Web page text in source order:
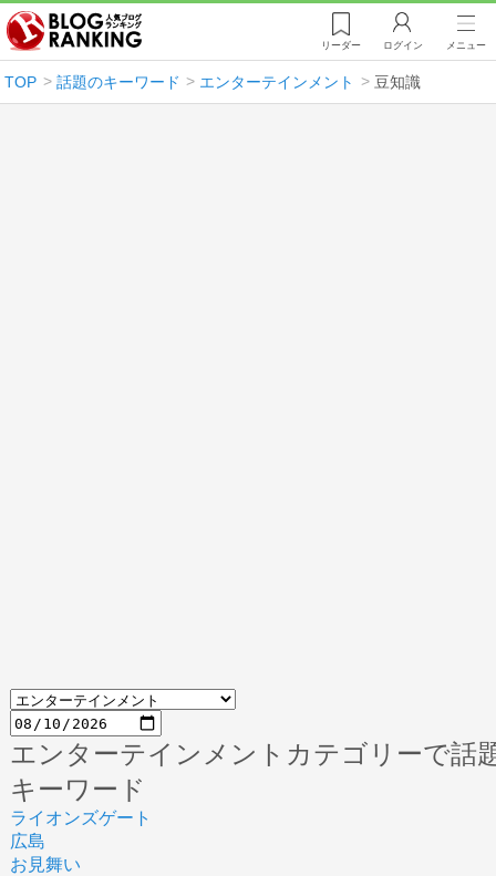
リーダー ログイン メニュー
TOP 話題のキーワード エンターテインメント 豆知識
エンターテインメントカテゴリーで話
キーワード
ライオンズゲート
広島
お見舞い